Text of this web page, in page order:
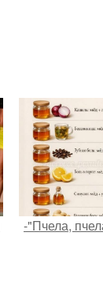
-"Пчела,